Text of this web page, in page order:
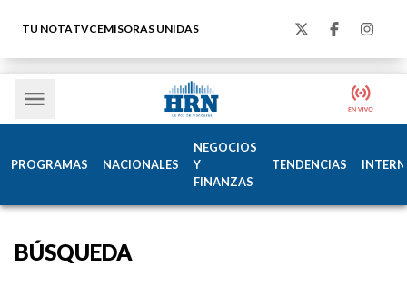
TU NOTATVCEMISORAS UNIDAS
PROGRAMAS NACIONALES
NEGOCIOS
Y
FINANZAS
TENDENCIAS
BÚSQUEDA